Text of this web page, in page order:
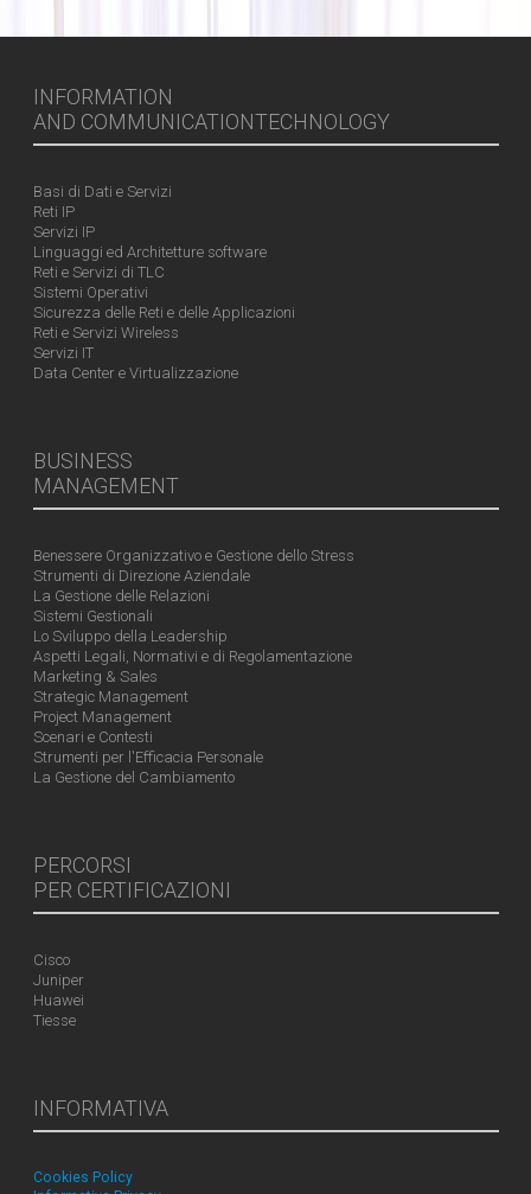
INFORMATION
AND COMMUNICATIONTECHNOLOGY
Basi di Dati e Servizi
Reti IP
Servizi IP
Linguaggi ed Architetture software
Reti e Servizi di TLC
Sistemi Operativi
Sicurezza delle Reti e delle Applicazioni
Reti e Servizi Wireless
Servizi IT
Data Center e Virtualizzazione
BUSINESS
MANAGEMENT
Benessere Organizzativo e Gestione dello Stress
Strumenti di Direzione Aziendale
La Gestione delle Relazioni
Sistemi Gestionali
Lo Sviluppo della Leadership
Aspetti Legali, Normativi e di Regolamentazione
Marketing & Sales
Strategic Management
Project Management
Scenari e Contesti
Strumenti per l'Efficacia Personale
La Gestione del Cambiamento
PERCORSI
PER CERTIFICAZIONI
Cisco
Juniper
Huawei
Tiesse
INFORMATIVA
Cookies Policy